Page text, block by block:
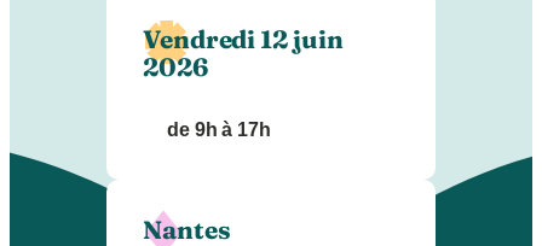
Vendredi 12 juin
2026
de 9h à 17h
Nantes